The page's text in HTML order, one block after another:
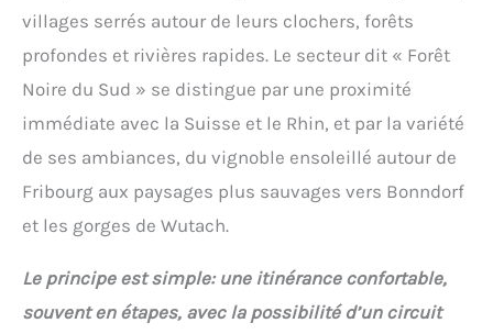
villages serrés autour de leurs clochers, forêts
profondes et rivières rapides. Le secteur dit « Forêt
Noire du Sud » se distingue par une proximité
immédiate avec la Suisse et le Rhin, et par la variété
de ses ambiances, du vignoble ensoleillé autour de
Fribourg aux paysages plus sauvages vers Bonndorf
et les gorges de Wutach.
Le principe est simple: une itinérance confortable,
souvent en étapes, avec la possibilité d’un circuit